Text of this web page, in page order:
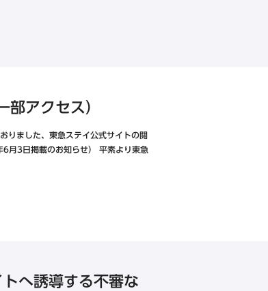
部アクセス）
りました、東急ステイ公式サイトの閲
月3日掲載のお知らせ） 平素より東急
へ誘導する不審な